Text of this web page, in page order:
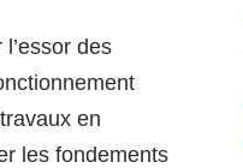
des
en
les fondements